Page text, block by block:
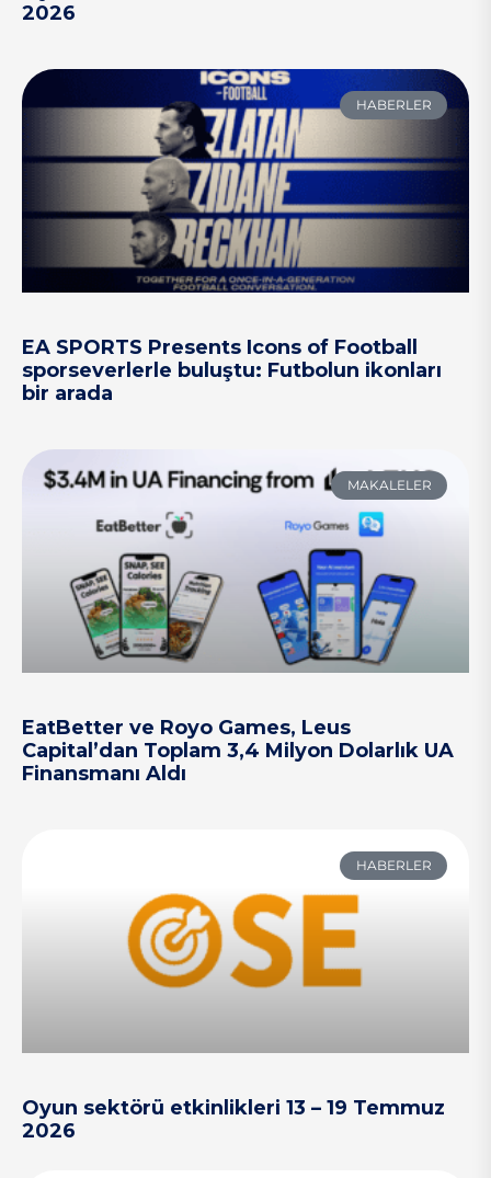
2026
HABERLER
EA SPORTS Presents Icons of Football
sporseverlerle buluştu: Futbolun ikonları
bir arada
MAKALELER
EatBetter ve Royo Games, Leus
Capital’dan Toplam 3,4 Milyon Dolarlık UA
Finansmanı Aldı
HABERLER
Oyun sektörü etkinlikleri 13 – 19 Temmuz
2026